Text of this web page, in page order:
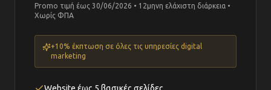
Promo τιμή έως 30/06/2026 • 12μηνη ελάχιστη διάρκεια •
Χωρίς ΦΠΑ
+10% έκπτωση σε όλες τις υπηρεσίες digital
marketing
Website έως 5 βασικές σελίδες